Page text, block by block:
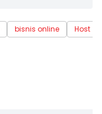
bisnis online
Host